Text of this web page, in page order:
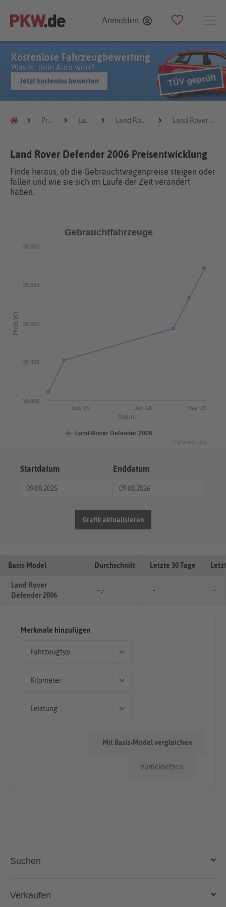
Anmelden
Kostenlose Fahrzeugbewertung
Was ist dein Auto wert?
Jetzt kostenlos bewerten
Preistrends Land Rover Land Rover Defender Land Rover Defender 2006
Land Rover Defender 2006 Preisentwicklung
Finde heraus, ob die Gebrauchtwagenpreise steigen oder
fallen und wie sie sich im Laufe der Zeit verändert
haben.
Datum
Preis (€)
Gebrauchtfahrzeuge
Land Rover Defender 2006
Jan '26
Sep '25 May '26
35.400
35.450
35.500
35.550
35.600
Highcharts.com
Startdatum Enddatum
Grafik aktualisieren
Basis-Model Durchschnitt Letzte 30 Tage
Land Rover
Defender 2006
- ,- - -
Merkmale hinzufügen
Fahrzeugtyp
Kilometer
Leistung
zurücksetzen
Mit Basis-Model vergleichen
Suchen
Auto kaufen
Verkaufen